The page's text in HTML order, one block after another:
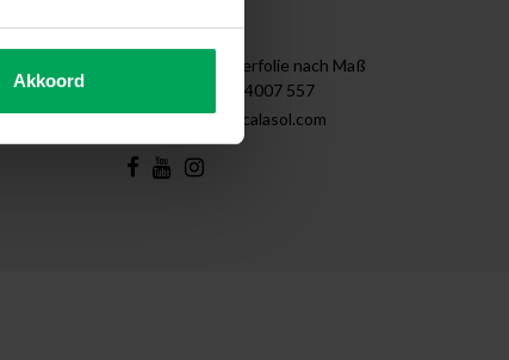
Akkoord
Kontakt
Scalasol | Fensterfolie nach Maß
+31 (0)85 - 4007 557
support@scalasol.com